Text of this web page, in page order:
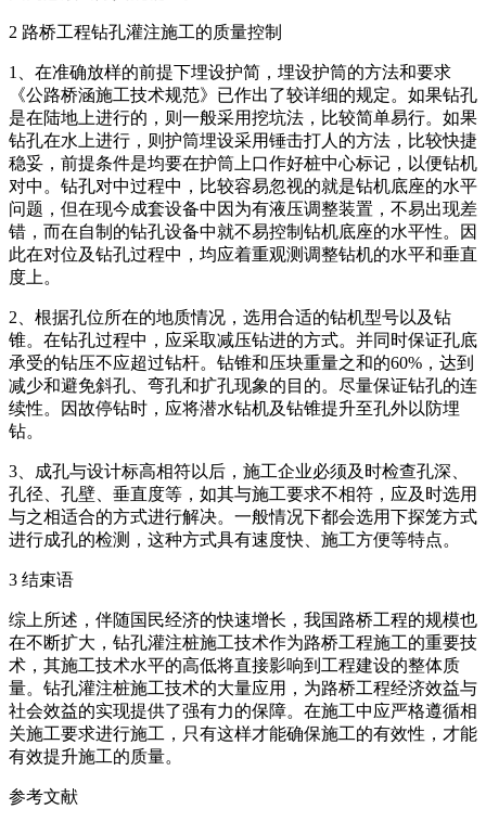
2 路桥工程钻孔灌注施工的质量控制
1、在准确放样的前提下埋设护简，埋设护筒的方法和要求
《公路桥涵施工技术规范》已作出了较详细的规定。如果钻孔
是在陆地上进行的，则一般采用挖坑法，比较简单易行。如果
钻孔在水上进行，则护筒埋设采用锤击打人的方法，比较快捷
稳妥，前提条件是均要在护筒上口作好桩中心标记，以便钻机
对中。钻孔对中过程中，比较容易忽视的就是钻机底座的水平
问题，但在现今成套设备中因为有液压调整装置，不易出现差
错，而在自制的钻孔设备中就不易控制钻机底座的水平性。因
此在对位及钻孔过程中，均应着重观测调整钻机的水平和垂直
度上。
2、根据孔位所在的地质情况，选用合适的钻机型号以及钻
锥。在钻孔过程中，应采取减压钻进的方式。并同时保证孔底
承受的钻压不应超过钻杆。钻锥和压块重量之和的60%，达到
减少和避免斜孔、弯孔和扩孔现象的目的。尽量保证钻孔的连
续性。因故停钻时，应将潜水钻机及钻锥提升至孔外以防埋
钻。
3、成孔与设计标高相符以后，施工企业必须及时检查孔深、
孔径、孔壁、垂直度等，如其与施工要求不相符，应及时选用
与之相适合的方式进行解决。一般情况下都会选用下探笼方式
进行成孔的检测，这种方式具有速度快、施工方便等特点。
3 结束语
综上所述，伴随国民经济的快速增长，我国路桥工程的规模也
在不断扩大，钻孔灌注桩施工技术作为路桥工程施工的重要技
术，其施工技术水平的高低将直接影响到工程建设的整体质
量。钻孔灌注桩施工技术的大量应用，为路桥工程经济效益与
社会效益的实现提供了强有力的保障。在施工中应严格遵循相
关施工要求进行施工，只有这样才能确保施工的有效性，才能
有效提升施工的质量。
参考文献